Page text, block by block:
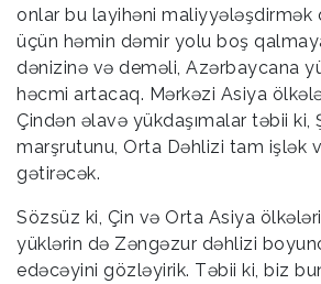
onlar bu layihəni maliyyələşdirmək
üçün həmin dəmir yolu boş
dənizinə və deməli, Azərbaycana
həcmi artacaq. Mərkəzi Asiya
Çindən əlavə yükdaşımalar təbii ki,
marşrutunu, Orta Dəhlizi tam işlək
gətirəcək.
Sözsüz ki, Çin və Orta Asiya
yüklərin də Zəngəzur dəhlizi
edəcəyini gözləyirik. Təbii ki, biz